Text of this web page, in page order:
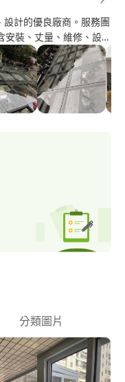
計的優良廠商。服務團
安裝、丈量、維修、設
得您信賴。（可線上估
速線上幫您估價）
分類圖片